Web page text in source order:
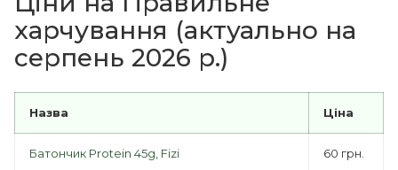
харчування (актуально на
серпень 2026 р.)
Назва Ціна
Батончик Protein 45g, Fizi 60 грн.